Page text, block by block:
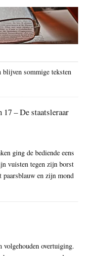
blijven sommige teksten
– De staatsleraar
ging de bediende eens
vuisten tegen zijn borst
paarsblauw en zijn mond
overtuiging.